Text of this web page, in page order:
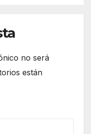
no será
están